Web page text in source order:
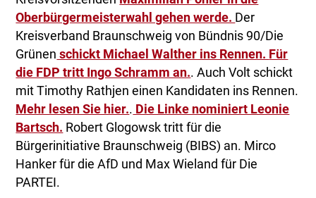
Oberbürgermeisterwahl gehen werde. Der
Kreisverband Braunschweig von Bündnis 90/Die
Grünen schickt Michael Walther ins Rennen. Für
die FDP tritt Ingo Schramm an.. Auch Volt schickt
mit Timothy Rathjen einen Kandidaten ins Rennen.
Mehr lesen Sie hier.. Die Linke nominiert Leonie
Bartsch. Robert Glogowsk tritt für die
Bürgerinitiative Braunschweig (BIBS) an. Mirco
Hanker für die AfD und Max Wieland für Die
PARTEI.